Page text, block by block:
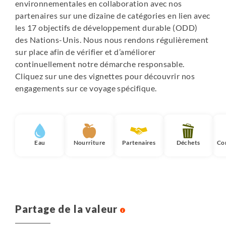
les bungalows ont une salle de bain privative. L’hôtel est
vraiment idéalement situé : à 120m de la plage et aussi le
long du sentier de randonnée de la Voie Lycienne, à
proximité du mont Chimère et des ruines de la cité
antique d'Olympos.
2 nuits en hôtel à Üçagiz
Belle pension confortable situé dans un cadre idyllique
environnementales en collaboration avec nos
partenaires sur une dizaine de catégories en lien avec
les 17 objectifs de développement durable (ODD)
des Nations-Unis. Nous nous rendons régulièrement
sur place afin de vérifier et d’améliorer
continuellement notre démarche responsable.
Cliquez sur une des vignettes pour découvrir nos
engagements sur ce voyage spécifique.
Eau Nourriture Partenaires Déchets
Partage de la valeur